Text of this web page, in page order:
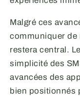
Malgré ces
communiquer de
restera central.
simplicité des
avancées des
bien positionnés